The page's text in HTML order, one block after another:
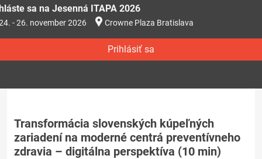
sa na Jesenná ITAPA 2026
- 26. november 2026 Crowne Plaza Bratislava
Prihlásiť sa
Transformácia slovenských kúpeľných
zariadení na moderné centrá preventívneho
zdravia – digitálna perspektíva (10 min)